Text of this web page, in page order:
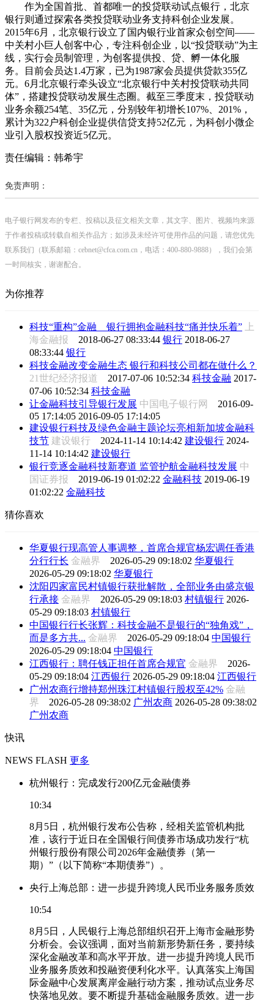
作为全国首批、首都唯一的投贷联动试点银行，北京
银行则通过探索各类投贷联动业务支持科创企业发展。
2015年6月，北京银行设立了国内银行业首家众创空间——
中关村小巨人创客中心，专注科创企业，以“投贷联动”为主
线，实行会员制管理，为创客提供投、贷、孵一体化服
务。目前会员达1.4万家，已为1987家会员提供贷款355亿
元。6月北京银行牵头设立“北京银行中关村投贷联动共同
体”，搭建投贷联动发展生态圈。截至三季度末，投贷联动
业务余额254笔、35亿元，分别较年初增长107%、201%，
累计为322户科创企业提供信贷支持52亿元，为科创小微企
业引入股权投资近5亿元。
责任编辑：韩希宇
免责声明：
电子银行网发布的专栏、投稿以及征文相关文章，其文字、图片、视频均来源
于作者投稿或转载自相关作品方；如涉及未经许可使用作品的问题，请您优先
联系我们（联系邮箱：cebnet@cfca.com.cn，电话：400-880-9888），我们会第
一时间核实，谢谢配合。
为你推荐
科技“重构”金融 银行拥抱金融科技“痛并快乐着”
上
海金融报 2018-06-27 08:33:44 银行 2018-06-27
08:33:44 银行
科技金融改变金融生态 银行和科技公司都在做什么？
21世纪经济报道 2017-07-06 10:52:34 科技金融 2017-
07-06 10:52:34 科技金融
让金融科技引导银行发展 中国电子银行网 2016-09-
05 17:14:05 2016-09-05 17:14:05
建设银行科技及绿色金融主题论坛亮相新加坡金融科
技节 建设银行 2024-11-14 10:14:42 建设银行 2024-
11-14 10:14:42 建设银行
银行竞逐金融科技新赛道 监管护航金融科技发展 中
国证券报 2019-06-19 01:02:22 金融科技 2019-06-19
01:02:22 金融科技
猜你喜欢
华夏银行现高管人事调整，首席合规官杨宏调任香港
分行行长 金融界 2026-05-29 09:18:02 华夏银行
2026-05-29 09:18:02 华夏银行
沈阳四家富民村镇银行获批解散，全部业务由盛京银
行承接 金融界 2026-05-29 09:18:03 村镇银行 2026-
05-29 09:18:03 村镇银行
中国银行行长张辉：科技金融不是银行的“独角戏”，
而是多方共... 金融界 2026-05-29 09:18:04 中国银行
2026-05-29 09:18:04 中国银行
江西银行：聘任钱正担任首席合规官 金融界 2026-
05-29 09:18:04 江西银行 2026-05-29 09:18:04 江西银行
广州农商行增持郑州珠江村镇银行股权至42% 金融
界 2026-05-28 09:38:02 广州农商 2026-05-28 09:38:02
广州农商
快讯
NEWS FLASH 更多
杭州银行：完成发行200亿元金融债券
10:34
8月5日，杭州银行发布公告称，经相关监管机构批
准，该行于近日在全国银行间债券市场成功发行“杭
州银行股份有限公司2026年金融债券（第一
期）”（以下简称“本期债券”）。
央行上海总部：进一步提升跨境人民币业务服务质效
10:54
8月5日，人民银行上海总部组织召开上海市金融形势
分析会。会议强调，面对当前新形势新任务，要持续
深化金融改革和高水平开放。进一步提升跨境人民币
业务服务质效和投融资便利化水平。认真落实上海国
际金融中心发展离岸金融行动方案，推动试点业务尽
快落地见效。要不断提升基础金融服务质效。进一步